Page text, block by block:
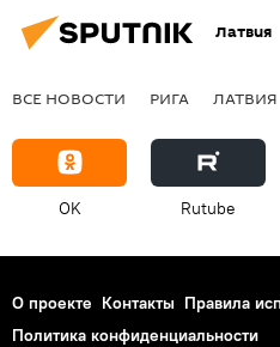
Латвия
ВСЕ НОВОСТИ РИГА ЛАТВИЯ
OK Rutube
О проекте Контакты Правила
Политика конфиденциальности